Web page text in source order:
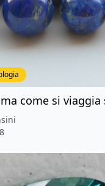
come si viaggia